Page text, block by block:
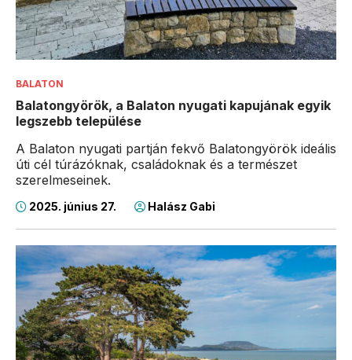
BALATON
Balatongyörök, a Balaton nyugati kapujának egyik
legszebb települése
A Balaton nyugati partján fekvő Balatongyörök ideális
úti cél túrázóknak, családoknak és a természet
szerelmeseinek.
2025. június 27. Halász Gabi